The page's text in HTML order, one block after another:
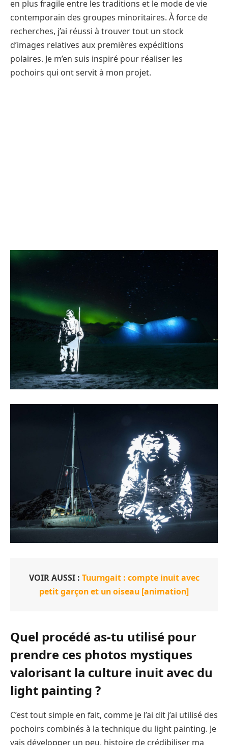
en plus fragile entre les traditions et le mode de vie
contemporain des groupes minoritaires. À force de
recherches, j’ai réussi à trouver tout un stock
d’images relatives aux premières expéditions
polaires. Je m’en suis inspiré pour réaliser les
pochoirs qui ont servit à mon projet.
VOIR AUSSI : Tuurngait : compte inuit avec
petit garçon et un oiseau [animation]
Quel procédé as-tu utilisé pour
prendre ces photos mystiques
valorisant la culture inuit avec du
light painting ?
C’est tout simple en fait, comme je l’ai dit j’ai utilisé des
pochoirs combinés à la technique du light painting. Je
vais développer un peu, histoire de crédibiliser ma